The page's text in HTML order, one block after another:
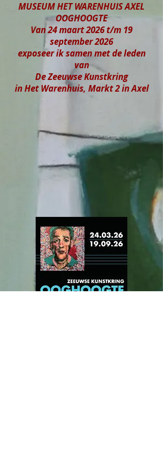
MUSEUM HET WARENHUIS AXEL
OOGHOOGTE
Van 24 maart 2026 t/m 19
september 2026
exposeer ik samen met de leden
van
De Zeeuwse Kunstkring
in Het Warenhuis, Markt 2 in Axel